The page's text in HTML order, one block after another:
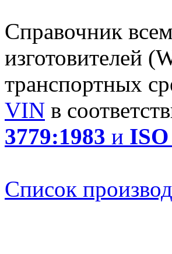
Справочник
изготовителей
транспортных
VIN в
3779:1983 и
Список